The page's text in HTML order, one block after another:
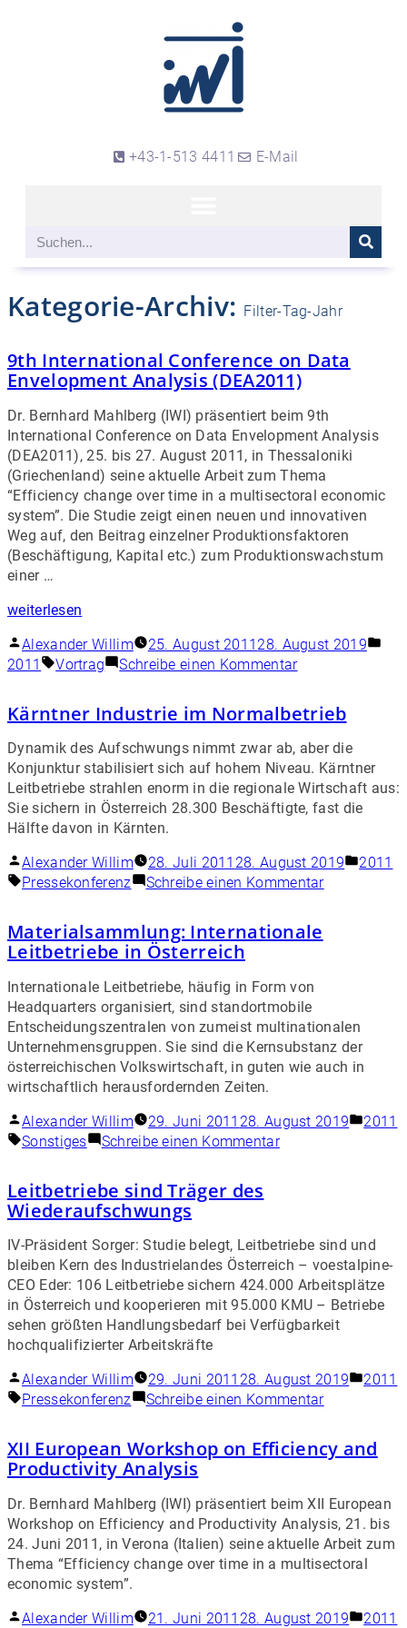
+43-1-513 4411 E-Mail
Kategorie-Archiv: Filter-Tag-Jahr
9th International Conference on Data
Envelopment Analysis (DEA2011)
Dr. Bernhard Mahlberg (IWI) präsentiert beim 9th
International Conference on Data Envelopment Analysis
(DEA2011), 25. bis 27. August 2011, in Thessaloniki
(Griechenland) seine aktuelle Arbeit zum Thema
“Efficiency change over time in a multisectoral economic
system”. Die Studie zeigt einen neuen und innovativen
Weg auf, den Beitrag einzelner Produktionsfaktoren
(Beschäftigung, Kapital etc.) zum Produktionswachstum
einer …
weiterlesen
Alexander Willim
25. August 2011 28. August 2019
2011
Vortrag Schreibe einen Kommentar
Kärntner Industrie im Normalbetrieb
Dynamik des Aufschwungs nimmt zwar ab, aber die
Konjunktur stabilisiert sich auf hohem Niveau. Kärntner
Leitbetriebe strahlen enorm in die regionale Wirtschaft aus:
Sie sichern in Österreich 28.300 Beschäftigte, fast die
Hälfte davon in Kärnten.
Alexander Willim
28. Juli 2011 28. August 2019
2011
Pressekonferenz
Schreibe einen Kommentar
Materialsammlung: Internationale
Leitbetriebe in Österreich
Internationale Leitbetriebe, häufig in Form von
Headquarters organisiert, sind standortmobile
Entscheidungszentralen von zumeist multinationalen
Unternehmensgruppen. Sie sind die Kernsubstanz der
österreichischen Volkswirtschaft, in guten wie auch in
wirtschaftlich herausfordernden Zeiten.
Alexander Willim
29. Juni 2011 28. August 2019
2011
Sonstiges
Schreibe einen Kommentar
Leitbetriebe sind Träger des
Wiederaufschwungs
IV-Präsident Sorger: Studie belegt, Leitbetriebe sind und
bleiben Kern des Industrielandes Österreich – voestalpine-
CEO Eder: 106 Leitbetriebe sichern 424.000 Arbeitsplätze
in Österreich und kooperieren mit 95.000 KMU – Betriebe
sehen größten Handlungsbedarf bei Verfügbarkeit
hochqualifizierter Arbeitskräfte
Alexander Willim
29. Juni 2011 28. August 2019
2011
Pressekonferenz
Schreibe einen Kommentar
XII European Workshop on Efficiency and
Productivity Analysis
Dr. Bernhard Mahlberg (IWI) präsentiert beim XII European
Workshop on Efficiency and Productivity Analysis, 21. bis
24. Juni 2011, in Verona (Italien) seine aktuelle Arbeit zum
Thema “Efficiency change over time in a multisectoral
economic system”.
Alexander Willim
21. Juni 2011 28. August 2019 2011